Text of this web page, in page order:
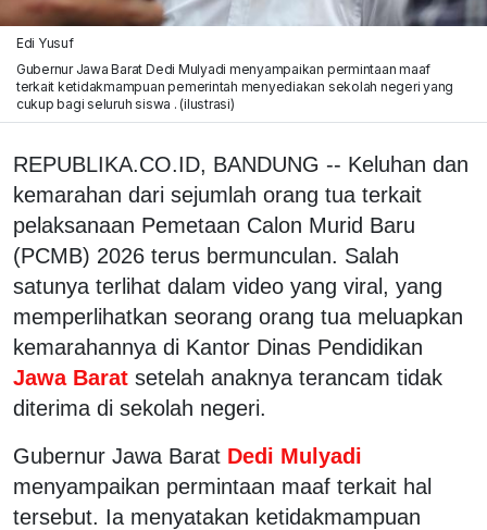
Edi Yusuf
Gubernur Jawa Barat Dedi Mulyadi menyampaikan permintaan maaf
terkait ketidakmampuan pemerintah menyediakan sekolah negeri yang
cukup bagi seluruh siswa . (ilustrasi)
REPUBLIKA.CO.ID, BANDUNG -- Keluhan dan
kemarahan dari sejumlah orang tua terkait
pelaksanaan Pemetaan Calon Murid Baru
(PCMB) 2026 terus bermunculan. Salah
satunya terlihat dalam video yang viral, yang
memperlihatkan seorang orang tua meluapkan
kemarahannya di Kantor Dinas Pendidikan
Jawa Barat setelah anaknya terancam tidak
diterima di sekolah negeri.
Gubernur Jawa Barat Dedi Mulyadi
menyampaikan permintaan maaf terkait hal
tersebut. Ia menyatakan ketidakmampuan